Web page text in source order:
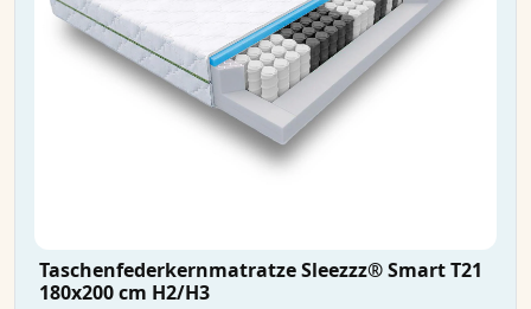
Taschenfederkernmatratze Sleezzz® Smart T21
180x200 cm H2/H3